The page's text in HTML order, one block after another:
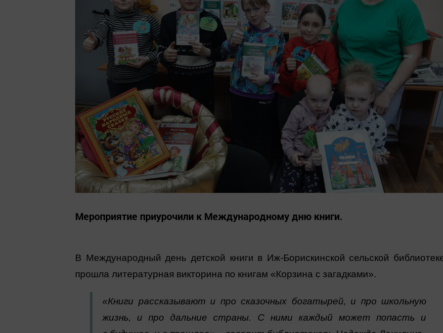
Мероприятие приурочили к Международному дню книги.
В Международный день детской книги в Иж-Борискинской сельской
прошла литературная викторина по книгам «Корзина с загадками».
«Книги рассказывают и про сказочных богатырей, и про школьную
жизнь, и про дальние страны. С ними каждый может попасть и